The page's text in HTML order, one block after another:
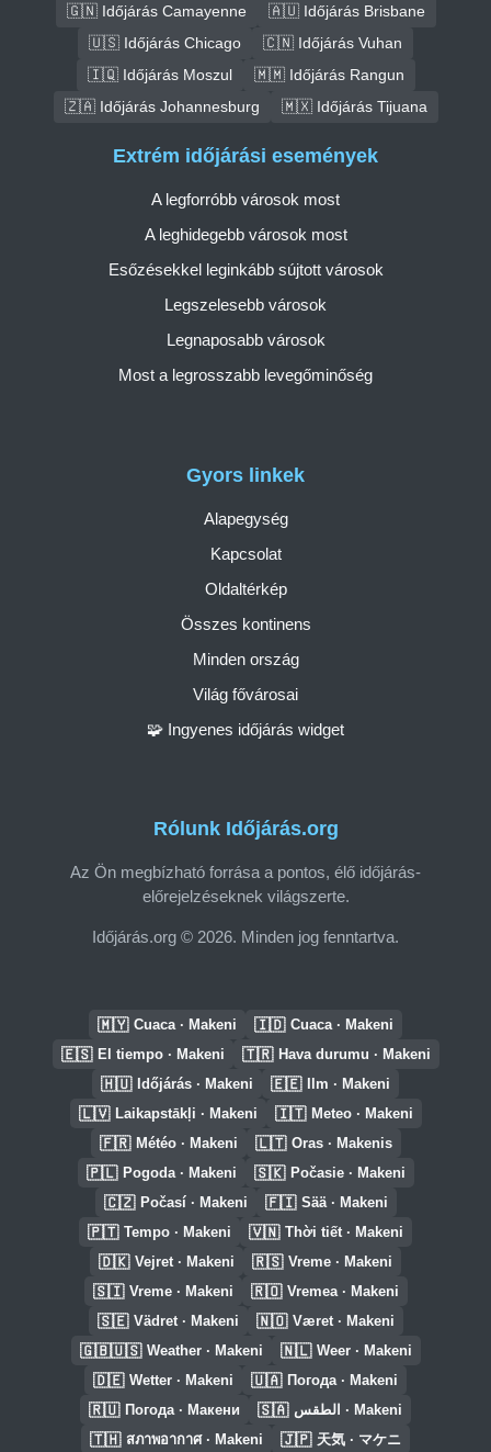
🇬🇳 Időjárás Camayenne
🇦🇺 Időjárás Brisbane
🇺🇸 Időjárás Chicago
🇨🇳 Időjárás Vuhan
🇮🇶 Időjárás Moszul
🇲🇲 Időjárás Rangun
🇿🇦 Időjárás Johannesburg
🇲🇽 Időjárás Tijuana
Rólunk Időjárás.org
Az Ön megbízható forrása a pontos, élő időjárás-
előrejelzéseknek világszerte.
Időjárás.org © 2026. Minden jog fenntartva.
Gyors linkek
Alapegység
Kapcsolat
Oldaltérkép
Összes kontinens
Minden ország
Világ fővárosai
🧩 Ingyenes időjárás widget
Extrém időjárási események
A legforróbb városok most
A leghidegebb városok most
Esőzésekkel leginkább sújtott városok
Legszelesebb városok
Legnaposabb városok
Most a legrosszabb levegőminőség
🇲🇾 Cuaca · Makeni 🇮🇩 Cuaca · Makeni
🇪🇸 El tiempo · Makeni 🇹🇷 Hava durumu · Makeni
🇭🇺 Időjárás · Makeni 🇪🇪 Ilm · Makeni
🇱🇻 Laikapstākļi · Makeni 🇮🇹 Meteo · Makeni
🇫🇷 Météo · Makeni 🇱🇹 Oras · Makenis
🇵🇱 Pogoda · Makeni 🇸🇰 Počasie · Makeni
🇨🇿 Počasí · Makeni 🇫🇮 Sää · Makeni
🇵🇹 Tempo · Makeni 🇻🇳 Thời tiết · Makeni
🇩🇰 Vejret · Makeni 🇷🇸 Vreme · Makeni
🇸🇮 Vreme · Makeni 🇷🇴 Vremea · Makeni
🇸🇪 Vädret · Makeni 🇳🇴 Været · Makeni
🇬🇧🇺🇸 Weather · Makeni 🇳🇱 Weer · Makeni
🇩🇪 Wetter · Makeni 🇺🇦 Погода · Makeni
🇷🇺 Погода · Макени 🇸🇦 الطقس · Makeni
🇹🇭 สภาพอากาศ · Makeni 🇯🇵 天気 · マケニ